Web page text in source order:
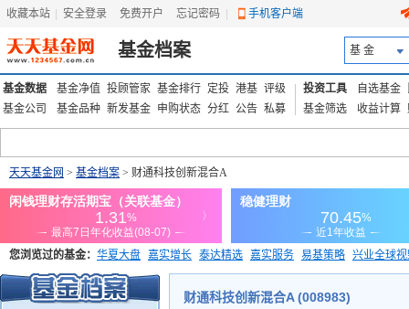
收藏本站 安全登录 免费开户 忘记密码 手机客户端
基金档案 基 金
基金数据 基金净值 投顾管家 基金排行 定投 港基 评级
基金公司
基金品种 新发基金 申购状态 分红 公告 私募
投资工具 自选基金
基金筛选
收益计算
天天基金网 > 基金档案 > 财通科技创新混合A
您浏览过的基金： 华夏大盘 嘉实增长 泰达精选 嘉实服务 易基策略 兴业全球
添富优势 华安宏利 上证180价值ETF
财通科技创新混合A (008983)